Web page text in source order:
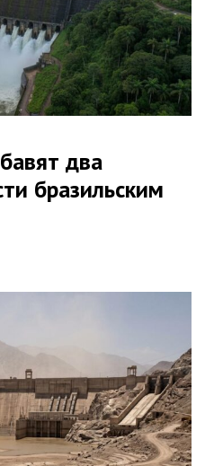
два
бразильским